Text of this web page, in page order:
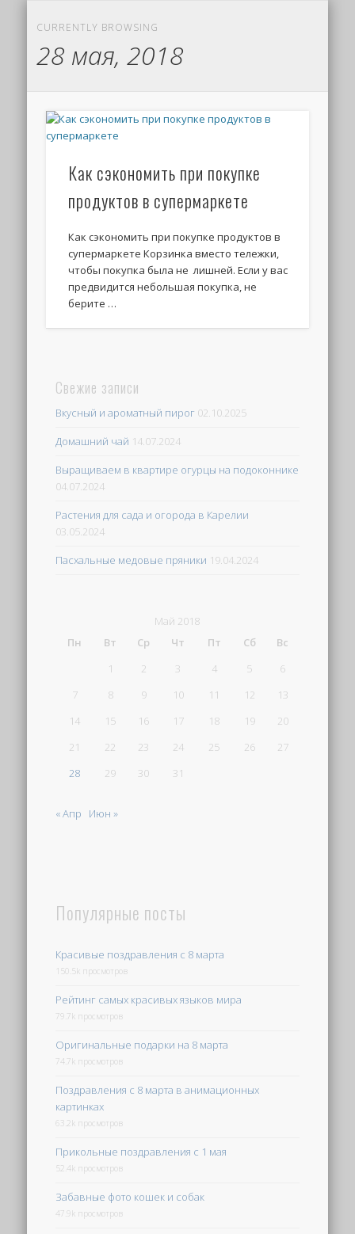
CURRENTLY BROWSING
28 мая, 2018
Как сэкономить при покупке
продуктов в супермаркете
Как сэкономить при покупке продуктов в
супермаркете Корзинка вместо тележки,
чтобы покупка была не лишней. Если у вас
предвидится небольшая покупка, не
берите …
Свежие записи
Вкусный и ароматный пирог 02.10.2025
Домашний чай 14.07.2024
Выращиваем в квартире огурцы на подоконнике
04.07.2024
Растения для сада и огорода в Карелии
03.05.2024
Пасхальные медовые пряники 19.04.2024
Май 2018
Пн
Вт Ср Чт Пт Сб
Вс
1
2 3 4 5
6
7
8 9 10 11 12
13
14
15 16 17 18 19
20
21
22 23 24 25 26
27
28
29 30 31
« Апр Июн »
Популярные посты
Красивые поздравления с 8 марта
150.5k просмотров
Рейтинг самых красивых языков мира
79.7k просмотров
Оригинальные подарки на 8 марта
74.7k просмотров
Поздравления с 8 марта в анимационных
картинках
63.2k просмотров
Прикольные поздравления с 1 мая
52.4k просмотров
Забавные фото кошек и собак
47.9k просмотров